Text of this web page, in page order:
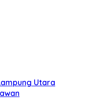
Utara